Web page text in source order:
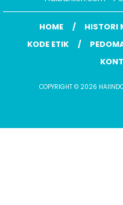
HOME HISTORI
KODE ETIK
COPYRIGHT © 2026